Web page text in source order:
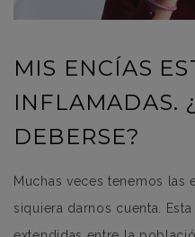
MIS ENCÍAS
INFLAMADAS.
DEBERSE?
Muchas veces tenemos las
siquiera darnos cuenta.